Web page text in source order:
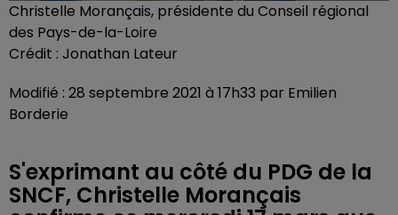
Christelle Morançais, présidente du Conseil régional
des Pays-de-la-Loire
Crédit : Jonathan Lateur
Modifié : 28 septembre 2021 à 17h33 par Emilien
Borderie
S'exprimant au côté du PDG de la
SNCF, Christelle Morançais